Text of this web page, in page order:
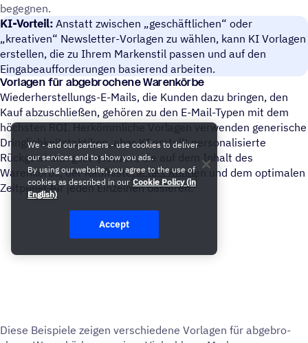
begegnen.
KI-Vorteil: Anstatt zwischen „geschäftlichen“ oder
kreativen“ Newsletter-Vorlagen zu wählen, kann KI Vorlagen
erstellen, die zu Ihrem Markenstil passen und auf den
Eingabeaufforderungen basierend arbeiten.
Vorlagen für abgebrochene Warenkörbe
Wiederherstellungs-E-Mails, die Kunden dazu bringen, den
Kauf abzuschließen, gehören zu den E-Mail-Typen mit dem
höchsten ROI. Herkömmliche Vorlagen verwenden generische
Dringlichkeitstaktiken, aber KI erstellt personalisierte
Rückgewinnungssequenzen, die auf dem Inhalt des
Warenkorbs, der Kaufhistorie des Kunden und dem optimalen
Zeitpunkt für jeden Einzelnen basieren.
Diese Beispiele zeigen verschie­dene Vorla­gen für abge­bro­
We - and our partners - use cookies to deliver
our services and to show you ads.
By using our website, you agree to the use of
cookies as described in our Cookie Policy (in
English)
Accept